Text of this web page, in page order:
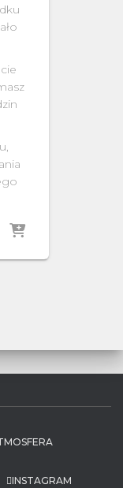
INSTAGRAM